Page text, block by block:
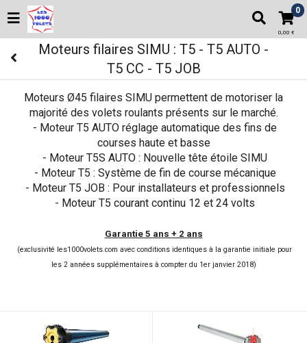
0
0,00 €
Moteurs filaires SIMU : T5 - T5 AUTO -
T5 CC - T5 JOB
Moteurs Ø45 filaires SIMU permettent de motoriser la
majorité des volets roulants présents sur le marché.
- Moteur T5 AUTO réglage automatique des fins de
courses haute et basse
- Moteur T5S AUTO : Nouvelle tête étoile SIMU
- Moteur T5 : Système de fin de course mécanique
- Moteur T5 JOB : Pour installateurs et professionnels
- Moteur T5 courant continu 12 et 24 volts
Garantie 5 ans + 2 ans
(exclusivité les1000volets.com avec conditions identiques à la garantie initiale pour
les 2 années supplémentaires à compter du 1er janvier 2018)